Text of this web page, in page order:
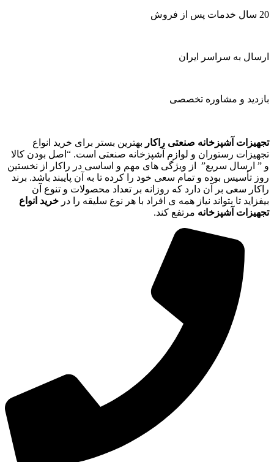
20 سال خدمات پس از فروش
ارسال به سراسر ایران
بازدید و مشاوره تخصصی
تجهیزات آشپزخانه صنعتی راکار بهترین بستر برای خرید انواع
تجهیزات رستوران و لوازم آشپزخانه صنعتی است. “اصل بودن کالا
و ” ارسال سریع” از ویژگی های مهم و اساسی در راکار از نخستین
روز تأسیس بوده و تمام سعی خود را کرده تا به آن پایبند باشد. برند
راکار سعی بر آن دارد که روزانه بر تعداد محصولات و تنوع آن
بیفزاید تا بتواند نیاز همه ی افراد با هر نوع سلیقه را در خرید انواع
تجهیزات آشپزخانه مرتفع کند.